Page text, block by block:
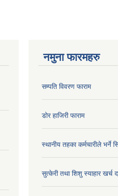
नमुना फारमहरु
सम्पति विवरण फाराम
डोर हाजिरी फाराम
स्थानीय तहका कर्मचारीले भर्ने
सुत्केरी तथा शिशु स्याहार खर्च